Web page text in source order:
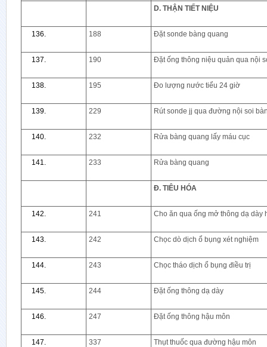
D. THẬN TIẾT NIỆU
188 Đặt sonde bàng quang
190 Đặt ống thông niệu quản qua nội
195 Đo lượng nước tiểu 24 giờ
229 Rút sonde jj qua đường nội soi
232 Rửa bàng quang lấy máu cục
233 Rửa bàng quang
Đ. TIÊU HÓA
241 Cho ăn qua ống mở thông dạ dày
242 Chọc dò dịch ổ bụng xét nghiệm
243 Chọc tháo dịch ổ bụng điều trị
244 Đặt ống thông dạ dày
247 Đặt ống thông hậu môn
337 Thụt thuốc qua đường hậu môn